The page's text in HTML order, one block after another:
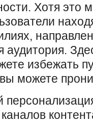
Хотя это
аудитория.
избежать
можете